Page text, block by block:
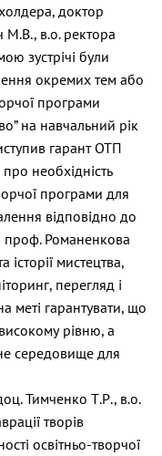
доктор
М.В., в.о. ректора
зустрічі були
окремих тем або
програми
на навчальний рік
гарант ОТП
необхідність
програми для
відповідно до
проф. Романенкова
історії мистецтва,
перегляд і
меті гарантувати, що
рівню, а
середовище для
Тимченко Т.Р., в.о.
творів
освітньо-творчої